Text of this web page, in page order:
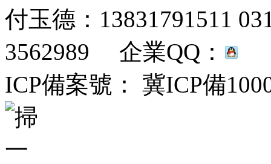
付玉德：13831791511
3562989 企業QQ：
ICP備案號： 冀ICP備